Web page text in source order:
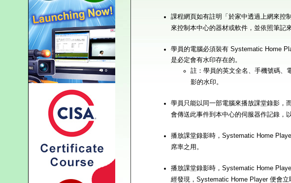
課程網頁如有註明「於家中透過上網來控
來控制本中心的器材或軟件，並依照筆記
學員的電腦必須裝有 Systematic Home
是必定會有水印存在的。
註：學員的英文全名、手機號碼、
影的水印。
學員只能以同一部電腦來播放課堂錄影，
會傳送此事件到本中心的伺服器作記錄，
播放課堂錄影時，Systematic Home
席率之用。
播放課堂錄影時，Systematic Home
經發現，Systematic Home Player 便會